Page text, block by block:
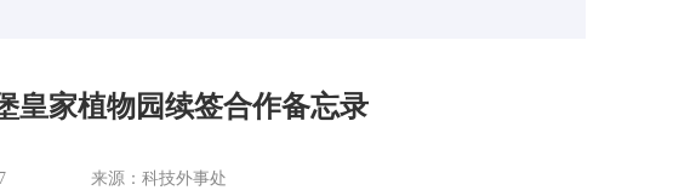
皇家植物园续签合作备忘录
来源：科技外事处